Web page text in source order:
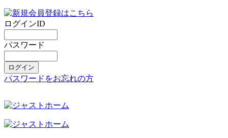
ログインID
パスワード
パスワードをお忘れの方